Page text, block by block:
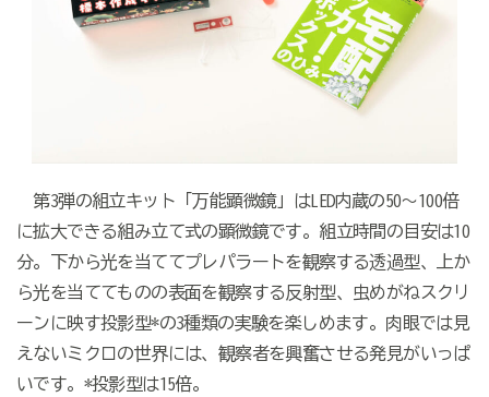
第3弾の組立キット「万能顕微鏡」はLED内蔵の50～100倍
に拡大できる組み立て式の顕微鏡です。組立時間の目安は10
分。下から光を当ててプレパラートを観察する透過型、上か
ら光を当ててものの表面を観察する反射型、虫めがねスクリ
ーンに映す投影型*の3種類の実験を楽しめます。肉眼では見
えないミクロの世界には、観察者を興奮させる発見がいっぱ
いです。*投影型は15倍。